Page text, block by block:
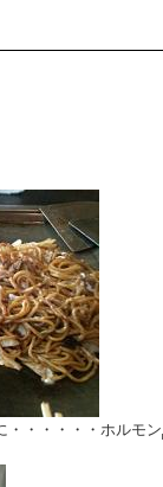
・・・・・・ホルモン